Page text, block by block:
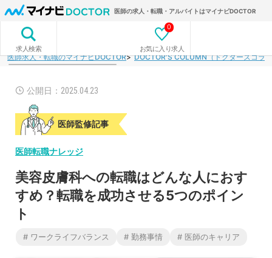
医師の求人・転職・アルバイトはマイナビDOCTOR
求人検索 お気に入り求人
0
医師求人・転職のマイナビDOCTOR DOCTOR'S COLUMN（ドクターズコラ
公開日：2025.04.23
医師監修記事
医師転職ナレッジ
美容皮膚科への転職はどんな人におす
すめ？転職を成功させる5つのポイン
ト
# ワークライフバランス # 勤務事情 # 医師のキャリア